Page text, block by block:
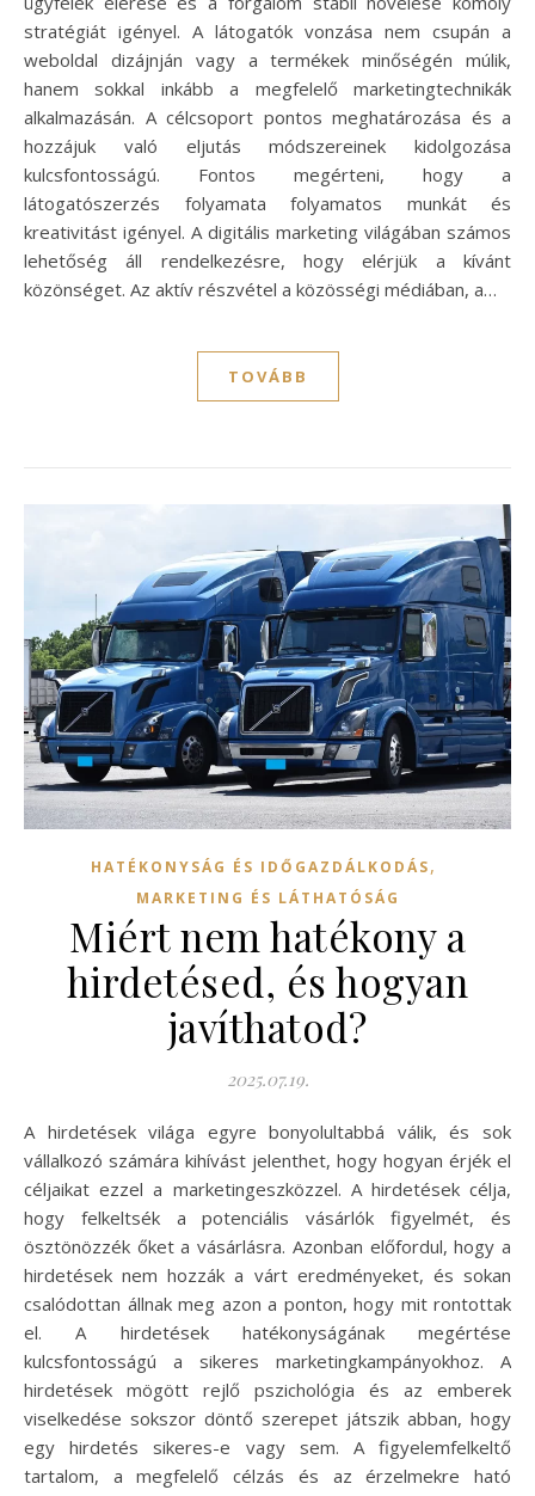
stratégiát igényel. A látogatók vonzása nem csupán a
weboldal dizájnján vagy a termékek minőségén múlik,
hanem sokkal inkább a megfelelő marketingtechnikák
alkalmazásán. A célcsoport pontos meghatározása és a
hozzájuk való eljutás módszereinek kidolgozása
kulcsfontosságú. Fontos megérteni, hogy a
látogatószerzés folyamata folyamatos munkát és
kreativitást igényel. A digitális marketing világában számos
lehetőség áll rendelkezésre, hogy elérjük a kívánt
közönséget. Az aktív részvétel a közösségi médiában, a…
TOVÁBB
HATÉKONYSÁG ÉS IDŐGAZDÁLKODÁS,
MARKETING ÉS LÁTHATÓSÁG
Miért nem hatékony a
hirdetésed, és hogyan
javíthatod?
2025.07.19.
A hirdetések világa egyre bonyolultabbá válik, és sok
vállalkozó számára kihívást jelenthet, hogy hogyan érjék el
céljaikat ezzel a marketingeszközzel. A hirdetések célja,
hogy felkeltsék a potenciális vásárlók figyelmét, és
ösztönözzék őket a vásárlásra. Azonban előfordul, hogy a
hirdetések nem hozzák a várt eredményeket, és sokan
csalódottan állnak meg azon a ponton, hogy mit rontottak
el. A hirdetések hatékonyságának megértése
kulcsfontosságú a sikeres marketingkampányokhoz. A
hirdetések mögött rejlő pszichológia és az emberek
viselkedése sokszor döntő szerepet játszik abban, hogy
egy hirdetés sikeres-e vagy sem. A figyelemfelkeltő
tartalom, a megfelelő célzás és az érzelmekre ható